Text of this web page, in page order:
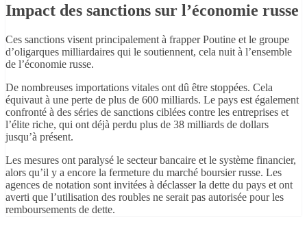
Impact des sanctions sur l’économie russe
Ces sanctions visent principalement à frapper Poutine et le groupe
d’oligarques milliardaires qui le soutiennent, cela nuit à l’ensemble
de l’économie russe.
De nombreuses importations vitales ont dû être stoppées. Cela
équivaut à une perte de plus de 600 milliards. Le pays est également
confronté à des séries de sanctions ciblées contre les entreprises et
l’élite riche, qui ont déjà perdu plus de 38 milliards de dollars
jusqu’à présent.
Les mesures ont paralysé le secteur bancaire et le système financier,
alors qu’il y a encore la fermeture du marché boursier russe. Les
agences de notation sont invitées à déclasser la dette du pays et ont
averti que l’utilisation des roubles ne serait pas autorisée pour les
remboursements de dette.